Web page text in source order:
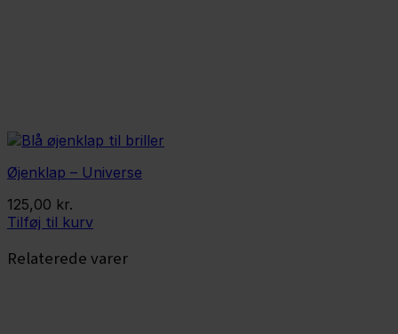
Øjenklap – Universe
125,00 kr.
Tilføj til kurv
Relaterede varer